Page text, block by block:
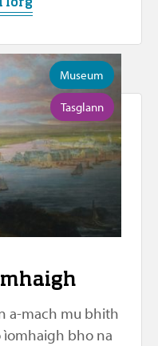
lorg
Museum
Tasglann
a-mach mu bhith
ìomhaigh bho na